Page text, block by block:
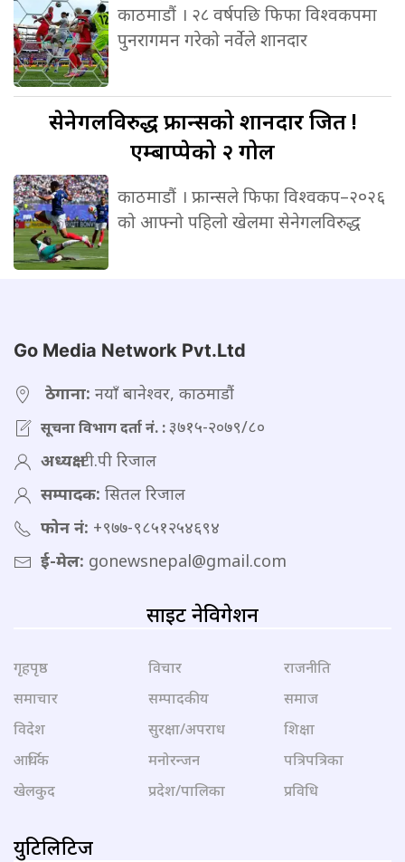
काठमाडौं । २८ वर्षपछि फिफा विश्वकपमा
पुनरागमन गरेको नर्वेले शानदार
सेनेगलविरुद्धफ्रान्सको शानदार जित !
एम्बाप्पेको २ गोल
काठमाडौं । फ्रान्सले फिफा विश्वकप–२०२६
को आफ्नो पहिलो खेलमा सेनेगलविरुद्ध
Go Media Network Pvt.Ltd
ठेगाना: नयाँ बानेश्वर, काठमाडौं
सूचना विभाग दर्ता नं. :३७१५-२०७९/८०
अध्यक्ष:टी.पी रिजाल
सम्पादक: सितल रिजाल
फोन नं: +९७७-९८५१२५४६९४
ई-मेल: gonewsnepal@gmail.com
साइट नेविगेशन
गृहपृष्ठ
समाचार
विदेश
आर्थिक
खेलकुद
विचार
सम्पादकीय
सुरक्षा/अपराध
मनोरन्जन
प्रदेश/पालिका
राजनीति
समाज
शिक्षा
पत्रिपत्रिका
प्रविधि
युटिलिटिज